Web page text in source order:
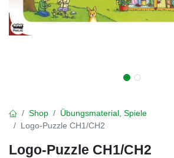
Shop
Übungsmaterial, Spiele
Logo-Puzzle CH1/CH2
Logo-Puzzle CH1/CH2